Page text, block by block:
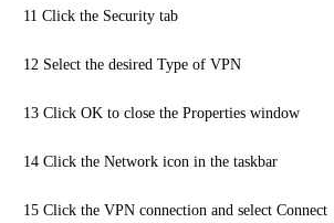
11 Click the Security tab
12 Select the desired Type of VPN
13 Click OK to close the Properties window
14 Click the Network icon in the taskbar
15 Click the VPN connection and select Connect